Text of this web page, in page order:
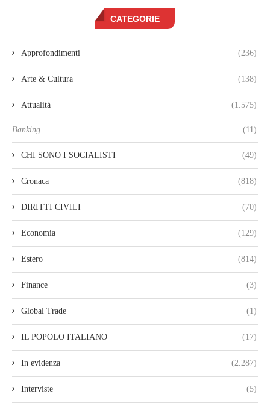
CATEGORIE
Approfondimenti (236)
Arte & Cultura (138)
Attualità (1.575)
Banking (11)
CHI SONO I SOCIALISTI (49)
Cronaca (818)
DIRITTI CIVILI (70)
Economia (129)
Estero (814)
Finance (3)
Global Trade (1)
IL POPOLO ITALIANO (17)
In evidenza (2.287)
Interviste (5)